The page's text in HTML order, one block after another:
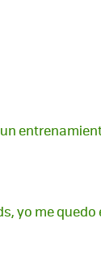
un
yo me